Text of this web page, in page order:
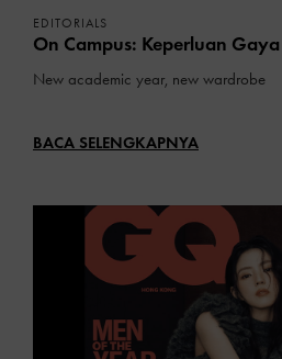
EDITORIALS
On Campus: Keperluan Gaya
New academic year, new wardrobe
BACA SELENGKAPNYA